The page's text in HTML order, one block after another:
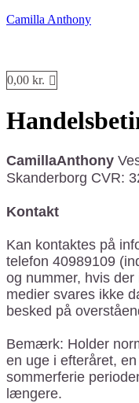
Camilla Anthony
0,00 kr.
CamillaAnthony
Skanderborg CVR:
Kontakt
Kan kontaktes på
telefon 40989109
og nummer, hvis
medier svares ikke
besked på
Bemærk: Holder
en uge i efteråret,
sommerferie
længere.